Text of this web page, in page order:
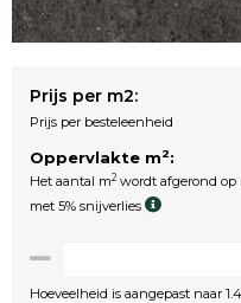
Prijs per m2:
Prijs per besteleenheid
Oppervlakte m2:
Het aantal m2 wordt afgerond op
met 5% snijverlies
Hoeveelheid is aangepast naar